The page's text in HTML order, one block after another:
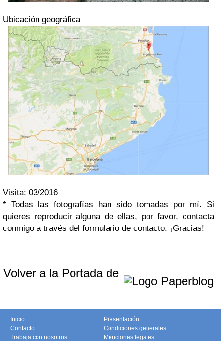
Ubicación geográfica
Visita: 03/2016
* Todas las fotografías han sido tomadas por mí. Si
quieres reproducir alguna de ellas, por favor, contacta
conmigo a través del formulario de contacto. ¡Gracias!
Volver a la Portada de
Inicio
Contacto
Trabaja con nosotros
Presentación
Condiciones generales
Menciones legales